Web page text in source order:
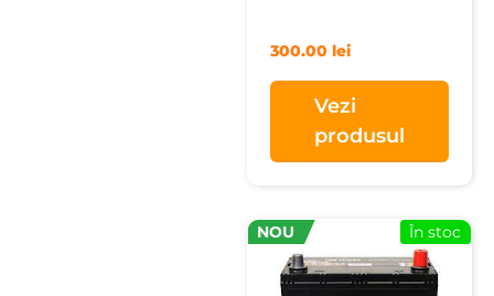
300.00 lei
Vezi
produsul
NOU În stoc